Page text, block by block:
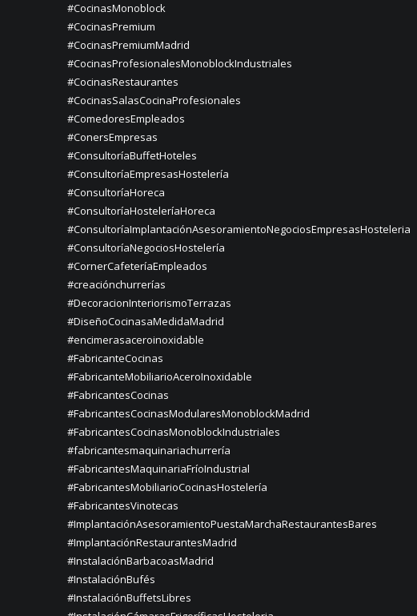
#CocinasMonoblock
#CocinasPremium
#CocinasPremiumMadrid
#CocinasProfesionalesMonoblockIndustriales
#CocinasRestaurantes
#CocinasSalasCocinaProfesionales
#ComedoresEmpleados
#ConersEmpresas
#ConsultoríaBuffetHoteles
#ConsultoríaEmpresasHostelería
#ConsultoríaHoreca
#ConsultoríaHosteleríaHoreca
#ConsultoríaImplantaciónAsesoramientoNegociosEmpresasHosteleria
#ConsultoríaNegociosHostelería
#CornerCafeteríaEmpleados
#creaciónchurrerías
#DecoracionInteriorismoTerrazas
#DiseñoCocinasaMedidaMadrid
#encimerasaceroinoxidable
#FabricanteCocinas
#FabricanteMobiliarioAceroInoxidable
#FabricantesCocinas
#FabricantesCocinasModularesMonoblockMadrid
#FabricantesCocinasMonoblockIndustriales
#fabricantesmaquinariachurrería
#FabricantesMaquinariaFríoIndustrial
#FabricantesMobiliarioCocinasHostelería
#FabricantesVinotecas
#ImplantaciónAsesoramientoPuestaMarchaRestaurantesBares
#ImplantaciónRestaurantesMadrid
#InstalaciónBarbacoasMadrid
#InstalaciónBufés
#InstalaciónBuffetsLibres